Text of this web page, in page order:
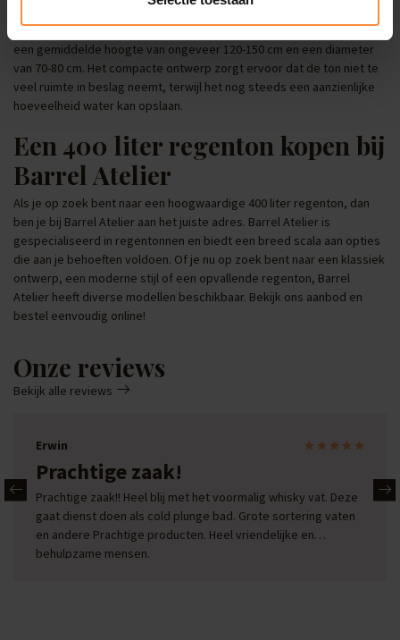
model dat je kiest. Over het algemeen hebben deze regentonnen
een gemiddelde hoogte van ongeveer 120-150 cm en een diameter
van 70-80 cm. Het compacte ontwerp zorgt ervoor dat de ton niet te
veel ruimte in beslag neemt, terwijl het nog steeds een aanzienlijke
hoeveelheid water kan opslaan.
Een 400 liter regenton kopen bij
Barrel Atelier
Als je op zoek bent naar een hoogwaardige 400 liter regenton, dan
ben je bij Barrel Atelier aan het juiste adres. Barrel Atelier is
gespecialiseerd in regentonnen en biedt een breed scala aan opties
die aan je behoeften voldoen. Of je nu op zoek bent naar een klassiek
ontwerp, een moderne stijl of een opvallende regenton, Barrel
Atelier heeft diverse modellen beschikbaar. Bekijk ons aanbod en
bestel eenvoudig online!
Onze reviews
Bekijk alle reviews
Erwin
Prachtige zaak!
Prachtige zaak!! Heel blij met het voormalig whisky vat. Deze
gaat dienst doen als cold plunge bad. Grote sortering vaten
en andere Prachtige producten. Heel vriendelijke en
behulpzame mensen.